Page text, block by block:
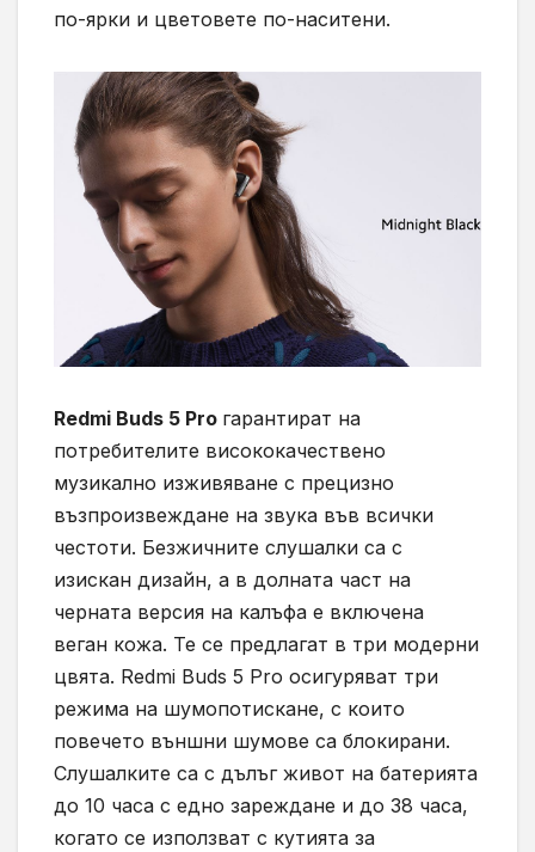
по-ярки и цветовете по-наситени.
Redmi Buds 5 Pro гарантират на
потребителите висококачествено
музикално изживяване с прецизно
възпроизвеждане на звука във всички
честоти. Безжичните слушалки са с
изискан дизайн, а в долната част на
черната версия на калъфа е включена
веган кожа. Те се предлагат в три модерни
цвята. Redmi Buds 5 Pro осигуряват три
режима на шумопотискане, с които
повечето външни шумове са блокирани.
Слушалките са с дълъг живот на батерията
до 10 часа с едно зареждане и до 38 часа,
когато се използват с кутията за